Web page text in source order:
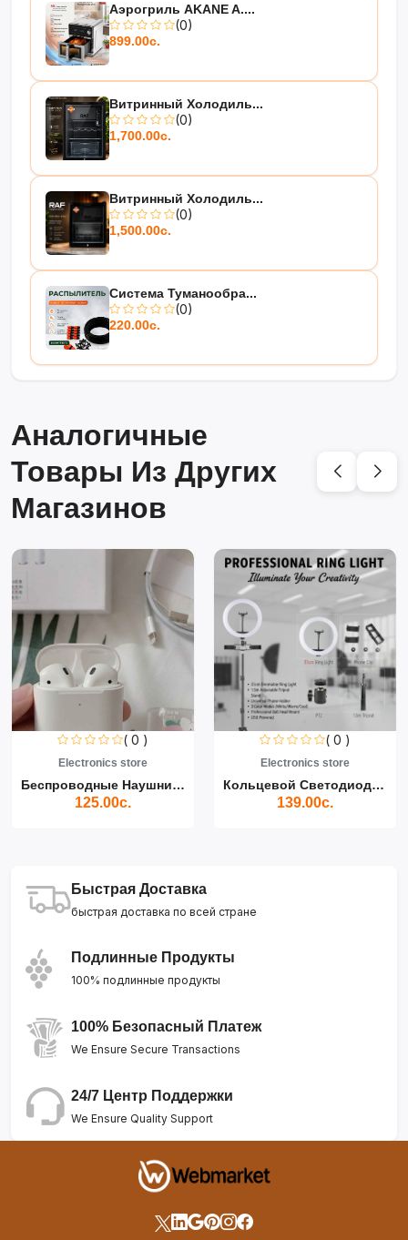
Аэрогриль AKANE A....
(0)
899.00с.
Витринный Холодиль...
(0)
1,700.00с.
Витринный Холодиль...
(0)
1,500.00с.
Система Туманообра...
(0)
220.00с.
Аналогичные
Товары Из Других
Магазинов
( 0 )
Electronics store
Беспроводные Наушники Air...
125.00с.
( 0 )
Electronics store
Кольцевой Светодиодный Св...
139.00с.
Быстрая Доставка
быстрая доставка по всей стране
Подлинные Продукты
100% подлинные продукты
100% Безопасный Платеж
We Ensure Secure Transactions
24/7 Центр Поддержки
We Ensure Quality Support